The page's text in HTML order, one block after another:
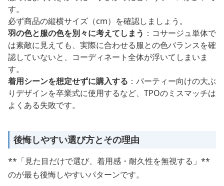
す。
必ず商品の縦横サイズ（cm）を確認しましょう。
羽の色と服の色を別々に考えてしまう ：コサージュ単体で
は素敵に見えても、実際に合わせる服との色バランスを確
認していないと、コーディネート全体が浮いてしまいま
す。
着用シーンを想定せずに購入する ：パーティー向けの大ぶ
りデザインを卒業式に使用するなど、TPOのミスマッチは
よくある失敗です。
後悔しやすい選び方とその理由
**「見た目だけで選び、着用感・耐久性を無視する」**
のが最も後悔しやすいパターンです。